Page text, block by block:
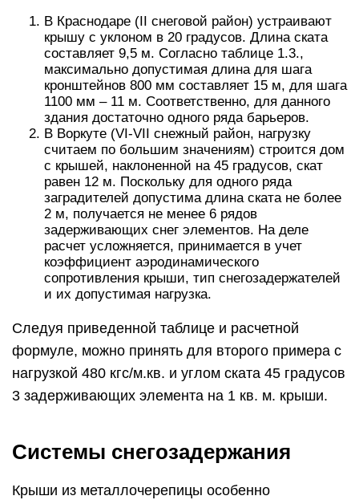
В Краснодаре (II снеговой район) устраивают
крышу с уклоном в 20 градусов. Длина ската
составляет 9,5 м. Согласно таблице 1.3.,
максимально допустимая длина для шага
кронштейнов 800 мм составляет 15 м, для шага
1100 мм – 11 м. Соответственно, для данного
здания достаточно одного ряда барьеров.
В Воркуте (VI-VII снежный район, нагрузку
считаем по большим значениям) строится дом
с крышей, наклоненной на 45 градусов, скат
равен 12 м. Поскольку для одного ряда
заградителей допустима длина ската не более
2 м, получается не менее 6 рядов
задерживающих снег элементов. На деле
расчет усложняется, принимается в учет
коэффициент аэродинамического
сопротивления крыши, тип снегозадержателей
и их допустимая нагрузка.
Следуя приведенной таблице и расчетной
формуле, можно принять для второго примера с
нагрузкой 480 кгс/м.кв. и углом ската 45 градусов
3 задерживающих элемента на 1 кв. м. крыши.
Системы снегозадержания
Крыши из металлочерепицы особенно